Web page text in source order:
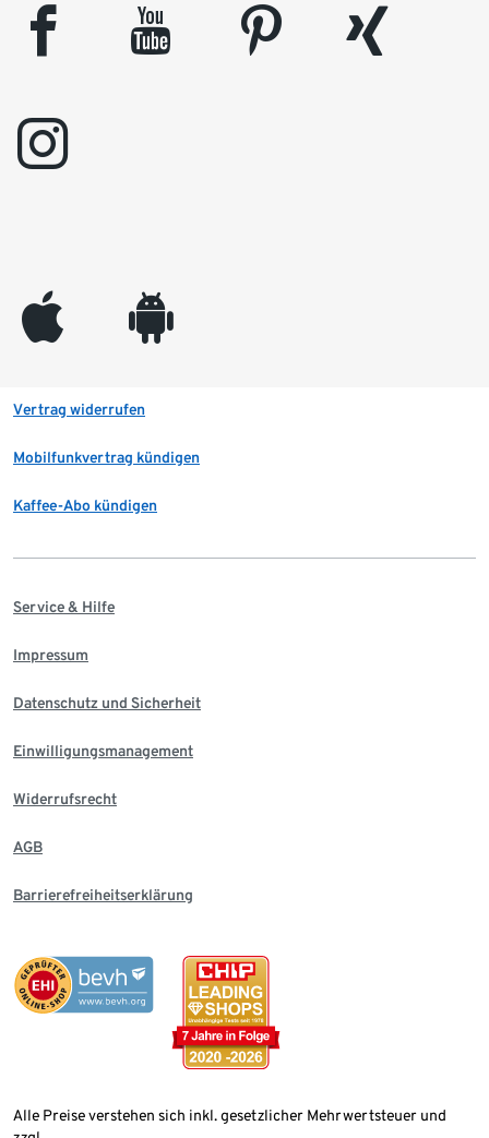
facebook youtube pinterest
xing
instagram
appleinc android
Vertrag widerrufen
Mobilfunkvertrag kündigen
Kaffee-Abo kündigen
Service & Hilfe
Impressum
Datenschutz und Sicherheit
Einwilligungsmanagement
Widerrufsrecht
AGB
Barrierefreiheitserklärung
Alle Preise verstehen sich inkl. gesetzlicher Mehrwertsteuer und